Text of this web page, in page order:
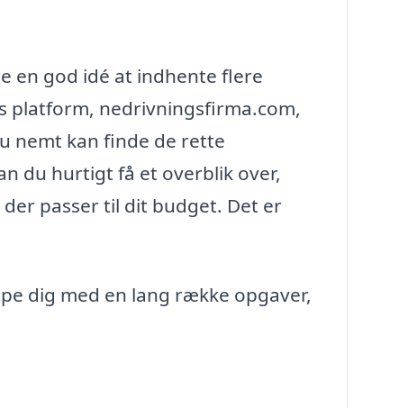
en god idé at indhente flere
platform, nedrivningsfirma.com,
nemt kan finde de rette
du hurtigt få et overblik over,
passer til dit budget. Det er
dig med en lang række opgaver,